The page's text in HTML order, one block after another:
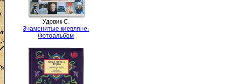
Удовик С.
Знаменитые киевляне.
Фотоальбом